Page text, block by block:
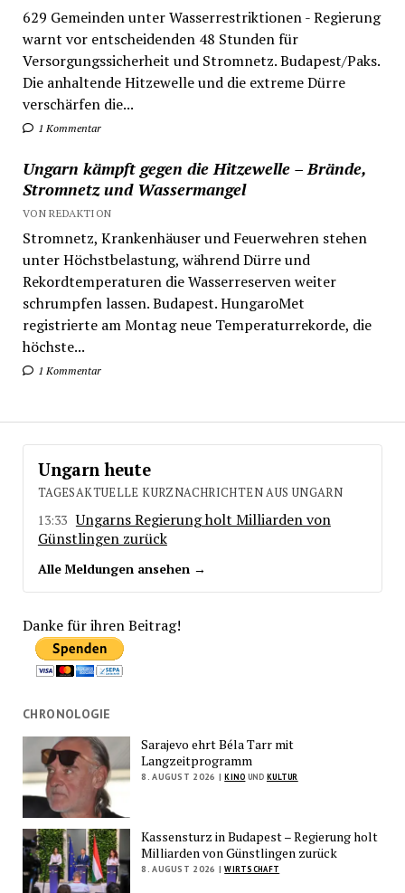
629 Gemeinden unter Wasserrestriktionen - Regierung
warnt vor entscheidenden 48 Stunden für
Versorgungssicherheit und Stromnetz. Budapest/Paks.
Die anhaltende Hitzewelle und die extreme Dürre
verschärfen die...
1 Kommentar
Ungarn kämpft gegen die Hitzewelle – Brände,
Stromnetz und Wassermangel
VON REDAKTION
Stromnetz, Krankenhäuser und Feuerwehren stehen
unter Höchstbelastung, während Dürre und
Rekordtemperaturen die Wasserreserven weiter
schrumpfen lassen. Budapest. HungaroMet
registrierte am Montag neue Temperaturrekorde, die
höchste...
1 Kommentar
Ungarn heute
TAGESAKTUELLE KURZNACHRICHTEN AUS UNGARN
13:33 Ungarns Regierung holt Milliarden von
Günstlingen zurück
Alle Meldungen ansehen →
Danke für ihren Beitrag!
CHRONOLOGIE
Sarajevo ehrt Béla Tarr mit
Langzeitprogramm
8. AUGUST 2026 | KINO UND KULTUR
Kassensturz in Budapest – Regierung holt
Milliarden von Günstlingen zurück
8. AUGUST 2026 | WIRTSCHAFT